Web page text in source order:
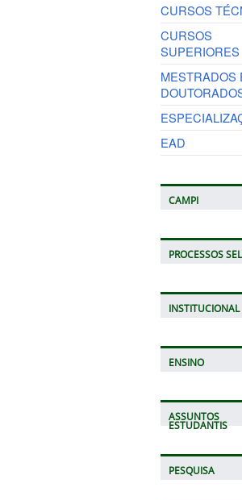
CURSOS
CURSOS
SUPERIORES
MESTRADOS
EAD
CAMPI
PROCESSOS
INSTITUCIONAL
ENSINO
ASSUNTOS
ESTUDANTIS
PESQUISA